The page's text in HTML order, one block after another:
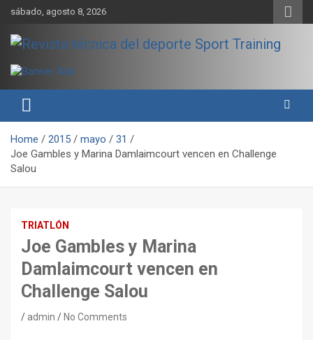
Skip
content
sábado, agosto 8, 2026
Revista técnica del deporte
Sport Training
rendimiento, nutrición y entrenamiento.
Home 2015 mayo
31
Joe Gambles y Marina Damlaimcourt vencen en Challenge
Salou
TRIATLÓN
Joe Gambles y Marina
Damlaimcourt vencen en
Challenge Salou
admin No Comments